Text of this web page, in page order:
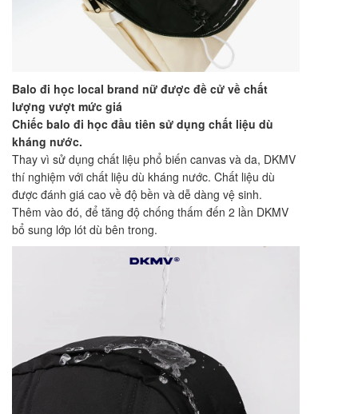
Balo đi học local brand nữ được đề cử về chất
lượng vượt mức giá
Chiếc balo đi học đầu tiên sử dụng chất liệu dù
kháng nước.
Thay vì sử dụng chất liệu phổ biến canvas và da, DKMV
thí nghiệm với chất liệu dù kháng nước. Chất liệu dù
được đánh giá cao về độ bền và dễ dàng vệ sinh.
Thêm vào đó, để tăng độ chống thấm đến 2 lần DKMV
bổ sung lớp lót dù bên trong.